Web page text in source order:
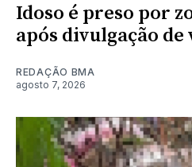
Idoso é preso por
após divulgação de
REDAÇÃO BMA
agosto 7, 2026